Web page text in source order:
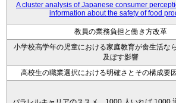
A cluster analysis of Japanese consumer
information about the safety of food
教員の業務負担と働き方改革
小学校高学年の児童における家庭教育が食生活な
及ぼす影響
高校生の職業選択における明確さとその構成要